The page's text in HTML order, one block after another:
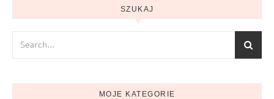
SZUKAJ
MOJE KATEGORIE